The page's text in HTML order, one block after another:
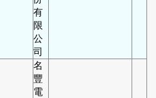
有
限
公
司
名
豐
電